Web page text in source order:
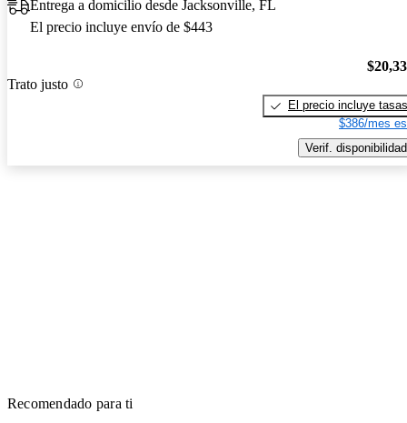
Entrega a domicilio desde Jacksonville, FL
El precio incluye envío de $443
Trato justo
El precio incluye tasas
$386/mes
Verif. disponibilidad
Recomendado para ti